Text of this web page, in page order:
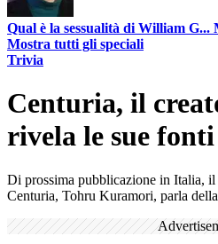
Qual è la sessualità di William G...
Mostra tutti gli speciali
Trivia
Centuria, il
rivela le sue
Di prossima pubblicazione in Italia, il
Centuria, Tohru Kuramori, parla